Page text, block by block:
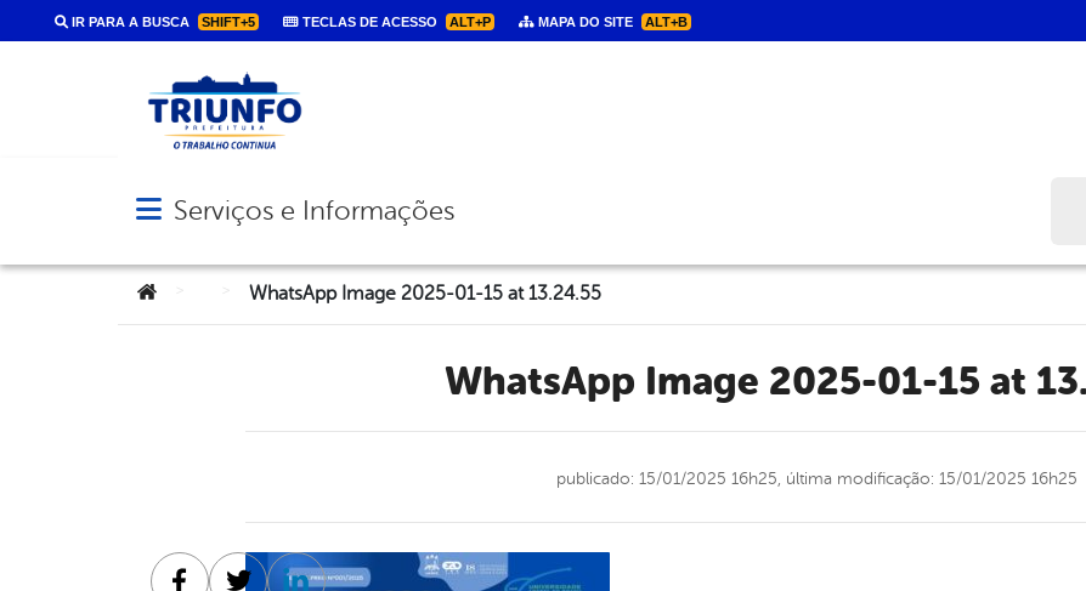
IR PARA A BUSCA SHIFT+5 TECLAS DE ACESSO ALT+P MAPA DO SITE ALT+B
Abrir menu principal de navegação
Serviços e Informações
Você está aqui:WhatsApp Image 2025-01-15 at 13.24.55
WhatsApp Image 2025-01-15 at
publicado: 15/01/2025 16h25, última modificação: 15/01/2025 16h25